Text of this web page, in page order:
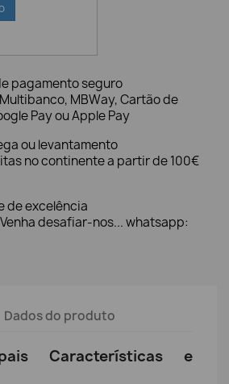
pagamento seguro
MBWay, Cartão de
Pay ou Apple Pay
ou levantamento
no continente a partir de 100€
de excelência
Venha desafiar-nos... whatsapp:
Dados do produto
Características e